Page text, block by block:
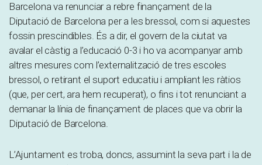
Barcelona va renunciar a rebre finançament de la
Diputació de Barcelona per a les bressol, com si aquestes
fossin prescindibles. És a dir, el govern de la ciutat va
avalar el càstig a l’educació 0-3 i ho va acompanyar amb
altres mesures com l’externalització de tres escoles
bressol, o retirant el suport educatiu i ampliant les ràtios
(que, per cert, ara hem recuperat), o fins i tot renunciant a
demanar la línia de finançament de places que va obrir la
Diputació de Barcelona.
L’Ajuntament es troba, doncs, assumint la seva part i la de